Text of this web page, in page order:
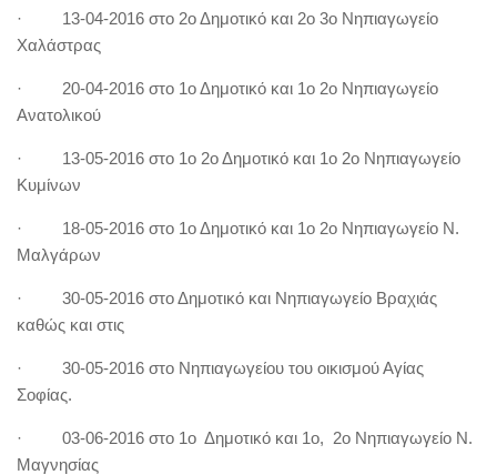
· 13-04-2016 στο 2ο Δημοτικό και 2ο 3ο Νηπιαγωγείο
Χαλάστρας
· 20-04-2016 στο 1ο Δημοτικό και 1ο 2ο Νηπιαγωγείο
Ανατολικού
· 13-05-2016 στο 1ο 2ο Δημοτικό και 1ο 2ο Νηπιαγωγείο
Κυμίνων
· 18-05-2016 στο 1ο Δημοτικό και 1ο 2ο Νηπιαγωγείο Ν.
Μαλγάρων
· 30-05-2016 στο Δημοτικό και Νηπιαγωγείο Βραχιάς
καθώς και στις
· 30-05-2016 στο Νηπιαγωγείου του οικισμού Αγίας
Σοφίας.
· 03-06-2016 στο 1ο Δημοτικό και 1ο, 2ο Νηπιαγωγείο Ν.
Μαγνησίας